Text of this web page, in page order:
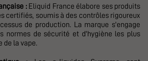
: Eliquid France élabore ses produits
certifiés, soumis à des contrôles rigoureux
de production. La marque s'engage
normes de sécurité et d'hygiène les plus
de la vape.